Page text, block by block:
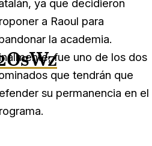
ya que decidieron
a Raoul para
la academia.
fue uno de los dos
que tendrán que
su permanencia en el